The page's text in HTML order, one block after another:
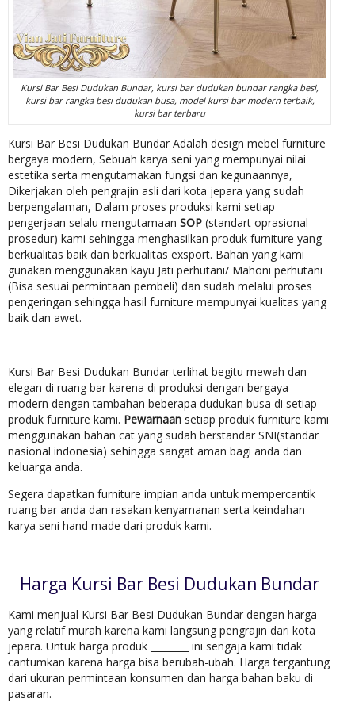
Kursi Bar Besi Dudukan Bundar, kursi bar dudukan bundar rangka besi,
kursi bar rangka besi dudukan busa, model kursi bar modern terbaik,
kursi bar terbaru
Kursi Bar Besi Dudukan Bundar Adalah design mebel furniture
bergaya modern, Sebuah karya seni yang mempunyai nilai
estetika serta mengutamakan fungsi dan kegunaannya,
Dikerjakan oleh pengrajin asli dari kota jepara yang sudah
berpengalaman, Dalam proses produksi kami setiap
pengerjaan selalu mengutamaan SOP (standart oprasional
prosedur) kami sehingga menghasilkan produk furniture yang
berkualitas baik dan berkualitas exsport. Bahan yang kami
gunakan menggunakan kayu Jati perhutani/ Mahoni perhutani
(Bisa sesuai permintaan pembeli) dan sudah melalui proses
pengeringan sehingga hasil furniture mempunyai kualitas yang
baik dan awet.
Kursi Bar Besi Dudukan Bundar terlihat begitu mewah dan
elegan di ruang bar karena di produksi dengan bergaya
modern dengan tambahan beberapa dudukan busa di setiap
produk furniture kami. Pewarnaan setiap produk furniture kami
menggunakan bahan cat yang sudah berstandar SNI(standar
nasional indonesia) sehingga sangat aman bagi anda dan
keluarga anda.
Segera dapatkan furniture impian anda untuk mempercantik
ruang bar anda dan rasakan kenyamanan serta keindahan
karya seni hand made dari produk kami.
Harga Kursi Bar Besi Dudukan Bundar
Kami menjual Kursi Bar Besi Dudukan Bundar dengan harga
yang relatif murah karena kami langsung pengrajin dari kota
jepara. Untuk harga produk ________ ini sengaja kami tidak
cantumkan karena harga bisa berubah-ubah. Harga tergantung
dari ukuran permintaan konsumen dan harga bahan baku di
pasaran.